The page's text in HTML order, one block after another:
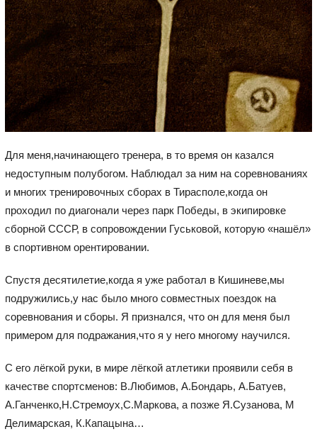
Для меня,начинающего тренера, в то время он казался
недоступным полубогом. Наблюдал за ним на соревнованиях
и многих тренировочных сборах в Тирасполе,когда он
проходил по диагонали через парк Победы, в экипировке
сборной СССР, в сопровождении Гуськовой, которую «нашёл»
в спортивном орентировании.
Спустя десятилетие,когда я уже работал в Кишиневе,мы
подружились,у нас было много совместных поездок на
соревнования и сборы. Я признался, что он для меня был
примером для подражания,что я у него многому научился.
С его лёгкой руки, в мире лёгкой атлетики проявили себя в
качестве спортсменов: В.Любимов, А.Бондарь, А.Батуев,
А.Ганченко,Н.Стремоух,С.Маркова, а позже Я.Сузанова, М
Делимарская, К.Капацына…